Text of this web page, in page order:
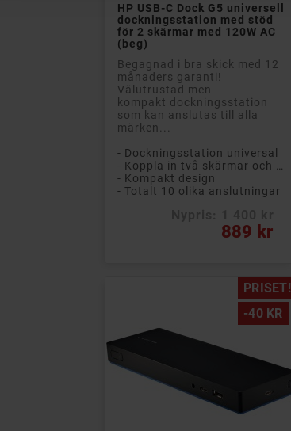
HP USB-C Dock G5 universell
dockningsstation med stöd
för 2 skärmar med 120W AC
(beg)
Begagnad i bra skick med 12
månaders garanti!
Välutrustad men
kompakt dockningsstation
som kan anslutas till alla
märken...
- Dockningsstation universal
- Kompakt design
- Totalt 10 olika anslutningar
889 kr
PRISET!
-40 KR